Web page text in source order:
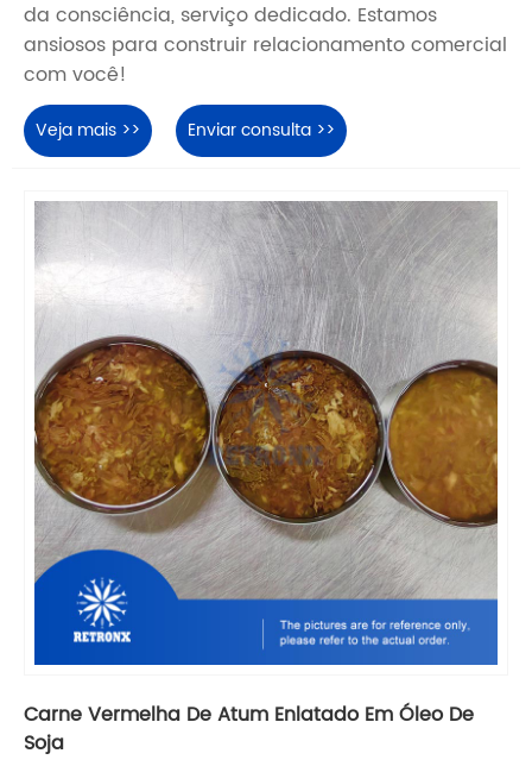
da consciência, serviço dedicado. Estamos
ansiosos para construir relacionamento comercial
com você!
Veja mais >> Enviar consulta >>
Carne Vermelha De Atum Enlatado Em Óleo De
Soja